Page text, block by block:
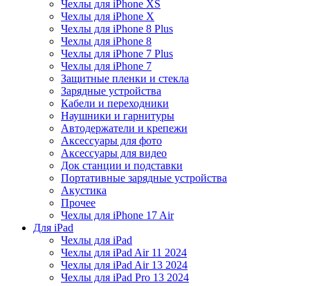
Чехлы для iPhone XS
Чехлы для iPhone X
Чехлы для iPhone 8 Plus
Чехлы для iPhone 8
Чехлы для iPhone 7 Plus
Чехлы для iPhone 7
Защитные пленки и стекла
Зарядные устройства
Кабели и переходники
Наушники и гарнитуры
Автодержатели и крепежи
Аксессуары для фото
Аксессуары для видео
Док станции и подставки
Портативные зарядные устройства
Акустика
Прочее
Чехлы для iPhone 17 Air
Для iPad
Чехлы для iPad
Чехлы для iPad Air 11 2024
Чехлы для iPad Air 13 2024
Чехлы для iPad Pro 13 2024